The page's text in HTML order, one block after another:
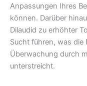
Anpassungen Ihres
können. Darüber
Dilaudid zu erhöhter
Sucht führen, was
Überwachung durch
unterstreicht.